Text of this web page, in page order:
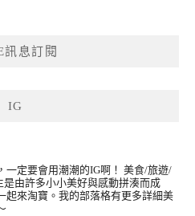
息訂閱
IG
定要會用潮潮的IG啊！ 美食/旅遊/
是由許多小小美好與感動拼湊而成
起來淘寶。我的部落格有更多詳細美